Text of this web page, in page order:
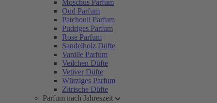
Moschus Parfum
Oud Parfum
Patchouli Parfum
Pudriges Parfum
Rose Parfum
Sandelholz Düfte
Vanille Parfum
Veilchen Düfte
Vetiver Düfte
Würziges Parfum
Zitrische Düfte
Parfum nach Jahreszeit